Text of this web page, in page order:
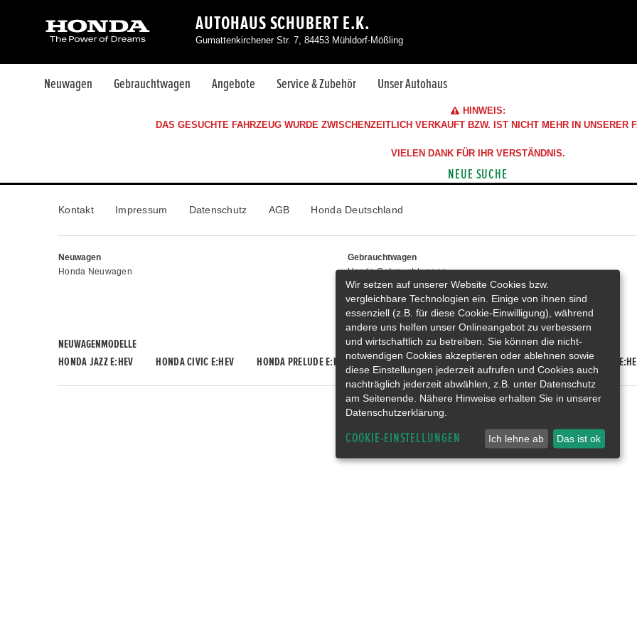
AUTOHAUS SCHUBERT E.K.
Gumattenkirchener Str. 7, 84453 Mühldorf-Mößling
Neuwagen Gebrauchtwagen Angebote Service & Zubehör Unser Autohaus
HINWEIS:
DAS GESUCHTE FAHRZEUG WURDE ZWISCHENZEITLICH VERKAUFT BZW. IST NICHT MEHR IN UNSERER
VIELEN DANK FÜR IHR VERSTÄNDNIS.
NEUE SUCHE
Kontakt Impressum Datenschutz AGB Honda Deutschland
Neuwagen
Honda Neuwagen
Gebrauchtwagen
Honda Gebrauchtwagen
Honda Vorführwagen
Gesamtbestand
NEUWAGENMODELLE
HONDA JAZZ E:HEV
HONDA CIVIC E:HEV HONDA PRELUDE E:HEV HONDA HR-V E:HEV HONDA ZR-V E:HEV HONDA CR-V
Wir setzen auf unserer Website Cookies bzw.
vergleichbare Technologien ein. Einige von ihnen sind
essenziell (z.B. für diese Cookie-Einwilligung), während
andere uns helfen unser Onlineangebot zu verbessern
und wirtschaftlich zu betreiben. Sie können die nicht-
notwendigen Cookies akzeptieren oder ablehnen sowie
diese Einstellungen jederzeit aufrufen und Cookies auch
nachträglich jederzeit abwählen, z.B. unter Datenschutz
am Seitenende. Nähere Hinweise erhalten Sie in unserer
Datenschutzerklärung.
COOKIE-EINSTELLUNGEN Ich lehne ab Das ist ok